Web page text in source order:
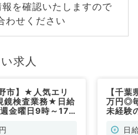
を確認いたしますので
わせください
求人
市】★人気エリ
鏡検査業務★日給
金曜日9時～17
【千
万円◎
未経験
日